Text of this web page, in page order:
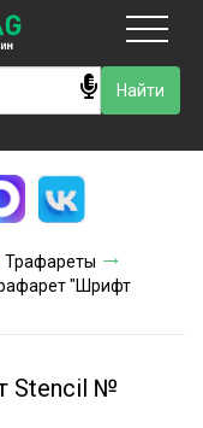
Трафареты
"Шрифт
Stencil №